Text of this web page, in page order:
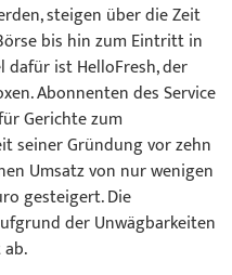
steigen über die Zeit
bis hin zum Eintritt in
dafür ist HelloFresh, der
Abonnenten des Service
Gerichte zum
seiner Gründung vor zehn
Umsatz von nur wenigen
gesteigert. Die
der Unwägbarkeiten